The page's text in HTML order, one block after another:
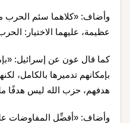
عظيمة، عليهما الاختيار:
كما قال عون عن إسرائيل:
بإمكانهم تدميرها بالكامل،
هدفهم، حزب الله ليس هدفًا
وأضاف: «أفضِّل المفاوضات على